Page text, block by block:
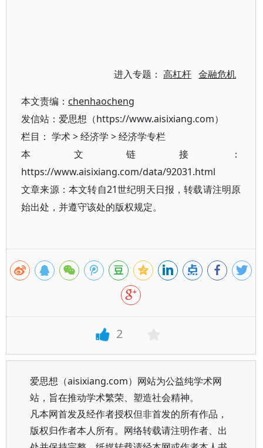
进入专题：高杠杆 金融危机
本文责编： chenhaocheng
发信站：爱思想（https://www.aisixiang.com）
栏目： 学术>经济学 >经济学专栏
本文链接：
https://www.aisixiang.com/data/92031.html
文章来源：本文转自21世纪明天日报，转载请注明原
始出处，并遵守该处的版权规定。
2
爱思想（aisixiang.com）网站为公益纯学术网
站，旨在推动学术繁荣、塑造社会精神。
凡本网首发及经作者授权但非首发的所有作品，
版权归作者本人所有。网络转载请注明作者、出